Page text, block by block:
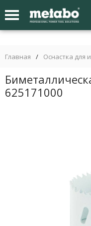
Главная / Оснастка для
625171000